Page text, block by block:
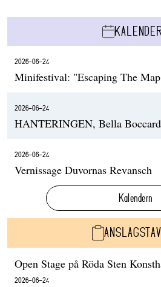
2026-06-24
Minifestival: "Escaping The
2026-06-24
HANTERINGEN, Bella Boccard
2026-06-24
Vernissage Duvornas Revansch
Kalendern
Open Stage på Röda Sten
2026-06-24